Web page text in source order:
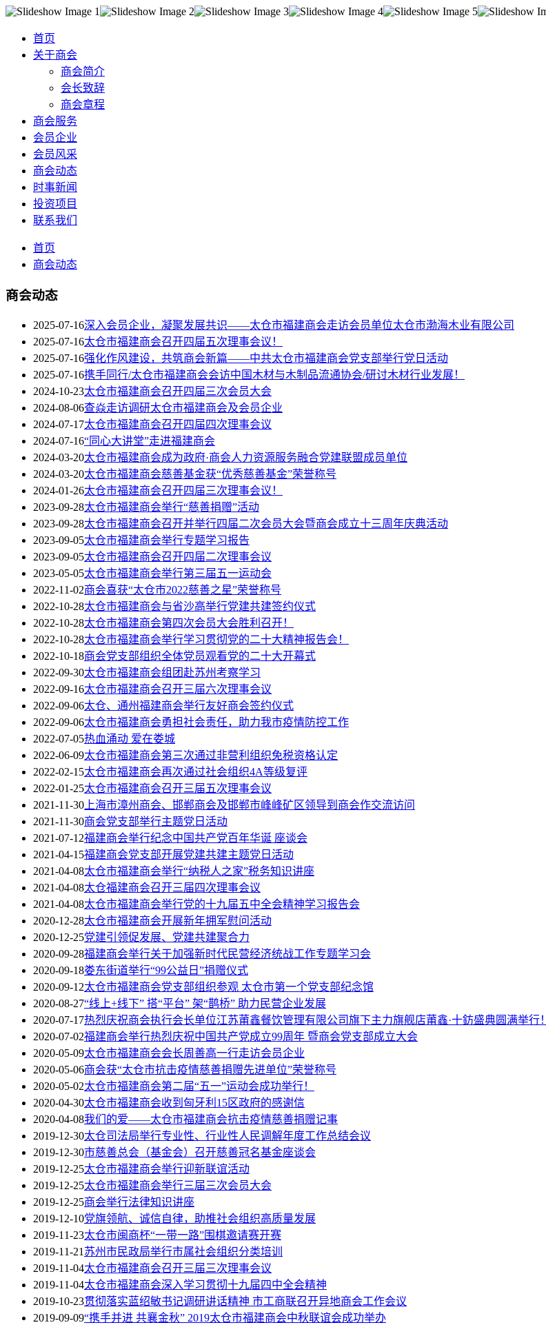
首页
关于商会
商会简介
会长致辞
商会章程
商会服务
会员企业
会员风采
商会动态
时事新闻
投资项目
联系我们
首页
商会动态
商会动态
2025-07-16深入会员企业，凝聚发展共识——太仓市福建商会走访会员单位太仓市渤海木业有限公司
2025-07-16太仓市福建商会召开四届五次理事会议！
2025-07-16强化作风建设，共筑商会新篇——中共太仓市福建商会党支部举行党日活动
2025-07-16携手同行/太仓市福建商会会访中国木材与木制品流通协会/研讨木材行业发展！
2024-10-23太仓市福建商会召开四届三次会员大会
2024-08-06查焱走访调研太仓市福建商会及会员企业
2024-07-17太仓市福建商会召开四届四次理事会议
2024-07-16“同心大讲堂”走进福建商会
2024-03-20太仓市福建商会成为政府·商会人力资源服务融合党建联盟成员单位
2024-03-20太仓市福建商会慈善基金获“优秀慈善基金”荣誉称号
2024-01-26太仓市福建商会召开四届三次理事会议！
2023-09-28太仓市福建商会举行“慈善捐赠”活动
2023-09-28太仓市福建商会召开并举行四届二次会员大会暨商会成立十三周年庆典活动
2023-09-05太仓市福建商会举行专题学习报告
2023-09-05太仓市福建商会召开四届二次理事会议
2023-05-05太仓市福建商会举行第三届五一运动会
2022-11-02商会喜获“太仓市2022慈善之星”荣誉称号
2022-10-28太仓市福建商会与省沙高举行党建共建签约仪式
2022-10-28太仓市福建商会第四次会员大会胜利召开！
2022-10-28太仓市福建商会举行学习贯彻党的二十大精神报告会！
2022-10-18商会党支部组织全体党员观看党的二十大开幕式
2022-09-30太仓市福建商会组团赴苏州考察学习
2022-09-16太仓市福建商会召开三届六次理事会议
2022-09-06太仓、通州福建商会举行友好商会签约仪式
2022-09-06太仓市福建商会勇担社会责任，助力我市疫情防控工作
2022-07-05热血涌动 爱在娄城
2022-06-09太仓市福建商会第三次通过非营利组织免税资格认定
2022-02-15太仓市福建商会再次通过社会组织4A等级复评
2022-01-25太仓市福建商会召开三届五次理事会议
2021-11-30上海市漳州商会、邯郸商会及邯郸市峰峰矿区领导到商会作交流访问
2021-11-30商会党支部举行主题党日活动
2021-07-12福建商会举行纪念中国共产党百年华诞 座谈会
2021-04-15福建商会党支部开展党建共建主题党日活动
2021-04-08太仓市福建商会举行“纳税人之家”税务知识讲座
2021-04-08太仓福建商会召开三届四次理事会议
2021-04-08太仓市福建商会举行党的十九届五中全会精神学习报告会
2020-12-28太仓市福建商会开展新年拥军慰问活动
2020-12-25党建引领促发展、党建共建聚合力
2020-09-28福建商会举行关于加强新时代民营经济统战工作专题学习会
2020-09-18娄东街道举行“99公益日”捐赠仪式
2020-09-12太仓市福建商会党支部组织参观 太仓市第一个党支部纪念馆
2020-08-27“线上+线下” 搭“平台” 架“鹊桥” 助力民营企业发展
2020-07-17热烈庆祝商会执行会长单位江苏莆鑫餐饮管理有限公司旗下主力旗舰店莆鑫·十鈁盛典圆满举行！
2020-07-02福建商会举行热烈庆祝中国共产党成立99周年 暨商会党支部成立大会
2020-05-09太仓市福建商会会长周善高一行走访会员企业
2020-05-06商会获“太仓市抗击疫情慈善捐赠先进单位”荣誉称号
2020-05-02太仓市福建商会第二届“五一”运动会成功举行！
2020-04-30太仓市福建商会收到匈牙利15区政府的感谢信
2020-04-08我们的爱——太仓市福建商会抗击疫情慈善捐赠记事
2019-12-30太仓司法局举行专业性、行业性人民调解年度工作总结会议
2019-12-30市慈善总会（基金会）召开慈善冠名基金座谈会
2019-12-25太仓市福建商会举行迎新联谊活动
2019-12-25太仓市福建商会举行三届三次会员大会
2019-12-25商会举行法律知识讲座
2019-12-10党旗领航、诚信自律，助推社会组织高质量发展
2019-11-23太仓市闽商杯“一带一路”围棋邀请赛开赛
2019-11-21苏州市民政局举行市属社会组织分类培训
2019-11-04太仓市福建商会召开三届三次理事会议
2019-11-04太仓市福建商会深入学习贯彻十九届四中全会精神
2019-10-23贯彻落实蓝绍敏书记调研讲话精神 市工商联召开异地商会工作会议
2019-09-09“携手并进 共襄金秋” 2019太仓市福建商会中秋联谊会成功举办